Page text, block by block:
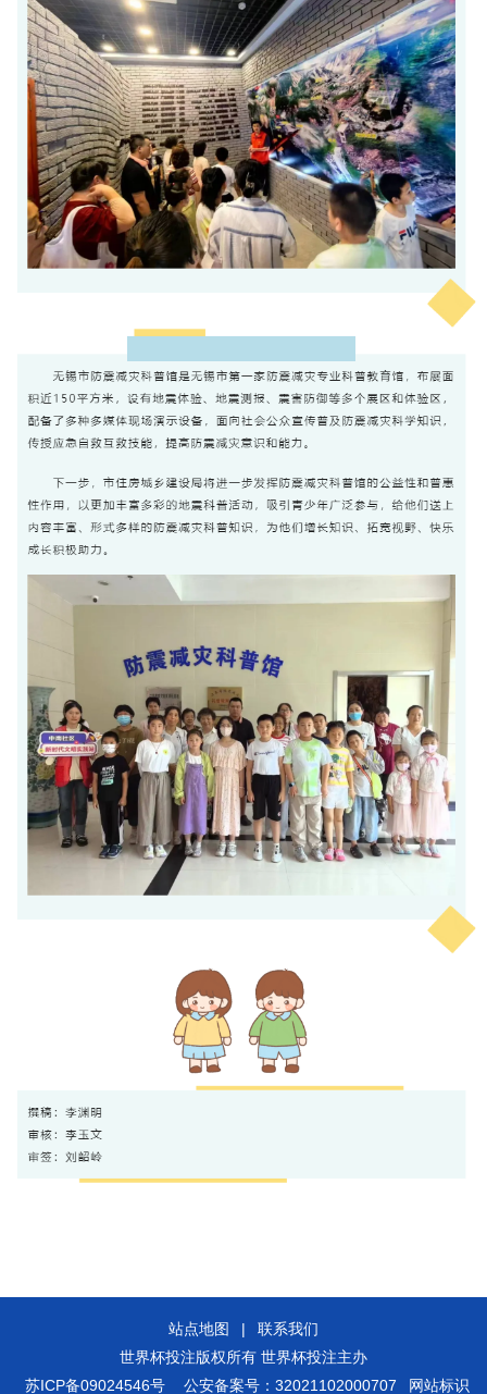
站点地图 |
联系我们
世界杯投注版权所有 世界杯投注主办
苏ICP备09024546号
公安备案号：32021102000707 网站标识